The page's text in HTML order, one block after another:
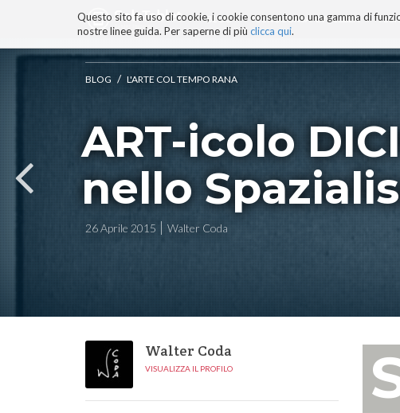
Questo sito fa uso di cookie, i cookie consentono una gamma di
nostre linee guida. Per saperne di più clicca qui.
BLOG TECNOCONSAPEVOLEZZA
ai
contenuti.
alla
navigazione
BLOG / L'ARTE COL TEMPO RANA
ART-icolo
nello
26 Aprile 2015 Walter Coda
Walter Coda
VISUALIZZA IL PROFILO Spazio! Spazio! Fate largo: